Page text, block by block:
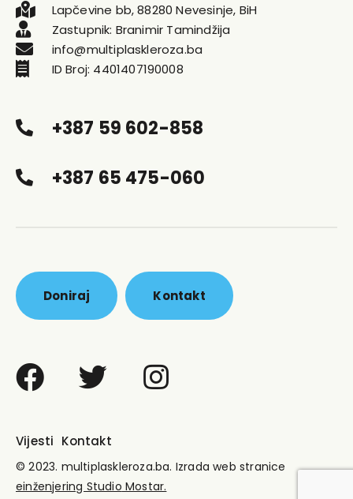
+387 59 602-858
+387 65 475-060
Lapčevine bb, 88280 Nevesinje, BiH
Zastupnik: Branimir Tamindžija
info@multiplaskleroza.ba
ID Broj: 4401407190008
Vijesti Kontakt
© 2023. multiplaskleroza.ba. Izrada web stranice
einženjering Studio Mostar.
Doniraj Kontakt